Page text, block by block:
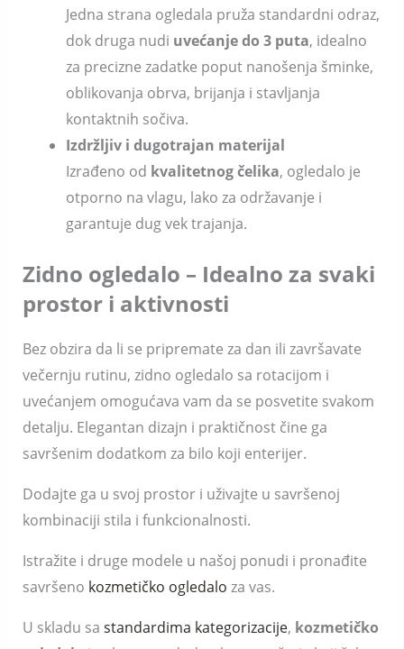
Jedna strana ogledala pruža standardni odraz,
dok druga nudi uvećanje do 3 puta, idealno
za precizne zadatke poput nanošenja šminke,
oblikovanja obrva, brijanja i stavljanja
kontaktnih sočiva.
Izdržljiv i dugotrajan materijal
Izrađeno od kvalitetnog čelika, ogledalo je
otporno na vlagu, lako za održavanje i
garantuje dug vek trajanja.
Zidno ogledalo – Idealno za svaki
prostor i aktivnosti
Bez obzira da li se pripremate za dan ili završavate
večernju rutinu, zidno ogledalo sa rotacijom i
uvećanjem omogućava vam da se posvetite svakom
detalju. Elegantan dizajn i praktičnost čine ga
savršenim dodatkom za bilo koji enterijer.
Dodajte ga u svoj prostor i uživajte u savršenoj
kombinaciji stila i funkcionalnosti.
Istražite i druge modele u našoj ponudi i pronađite
savršeno kozmetičko ogledalo za vas.
U skladu sa standardima kategorizacije, kozmetičko